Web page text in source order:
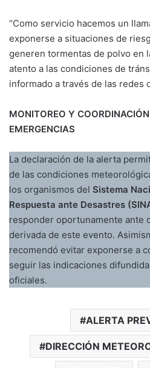
“Como servicio hacemos un
exponerse a situaciones de
generen tormentas de polvo en
atento a las condiciones de
informado a través de las redes
MONITOREO Y
EMERGENCIAS
La declaración de la alerta
de las condiciones
los organismos del Sistema
Respuesta ante Desastres
responder oportunamente ante
derivada de este evento.
recomendó evitar exponerse a
seguir las indicaciones
oficiales.
ALERTA
DIRECCIÓN